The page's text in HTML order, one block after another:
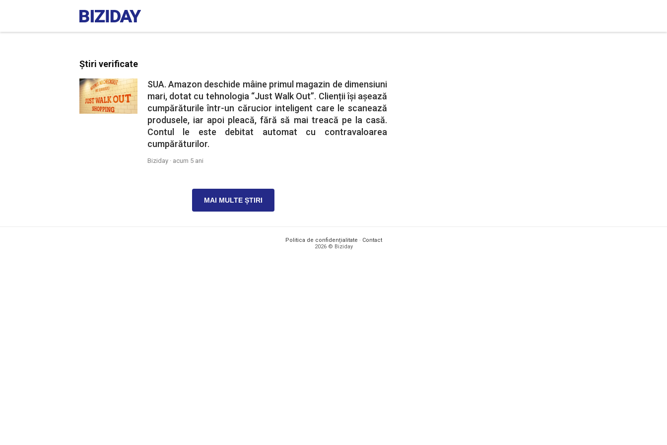
Știri verificate
SUA. Amazon deschide mâine primul magazin de dimensiuni
mari, dotat cu tehnologia “Just Walk Out”. Clienții își așează
cumpărăturile într-un cărucior inteligent care le scanează
produsele, iar apoi pleacă, fără să mai treacă pe la casă.
Contul le este debitat automat cu contravaloarea
cumpărăturilor.
Biziday · acum 5 ani
MAI MULTE ȘTIRI
Politica de confidențialitate · Contact
2026 © Biziday